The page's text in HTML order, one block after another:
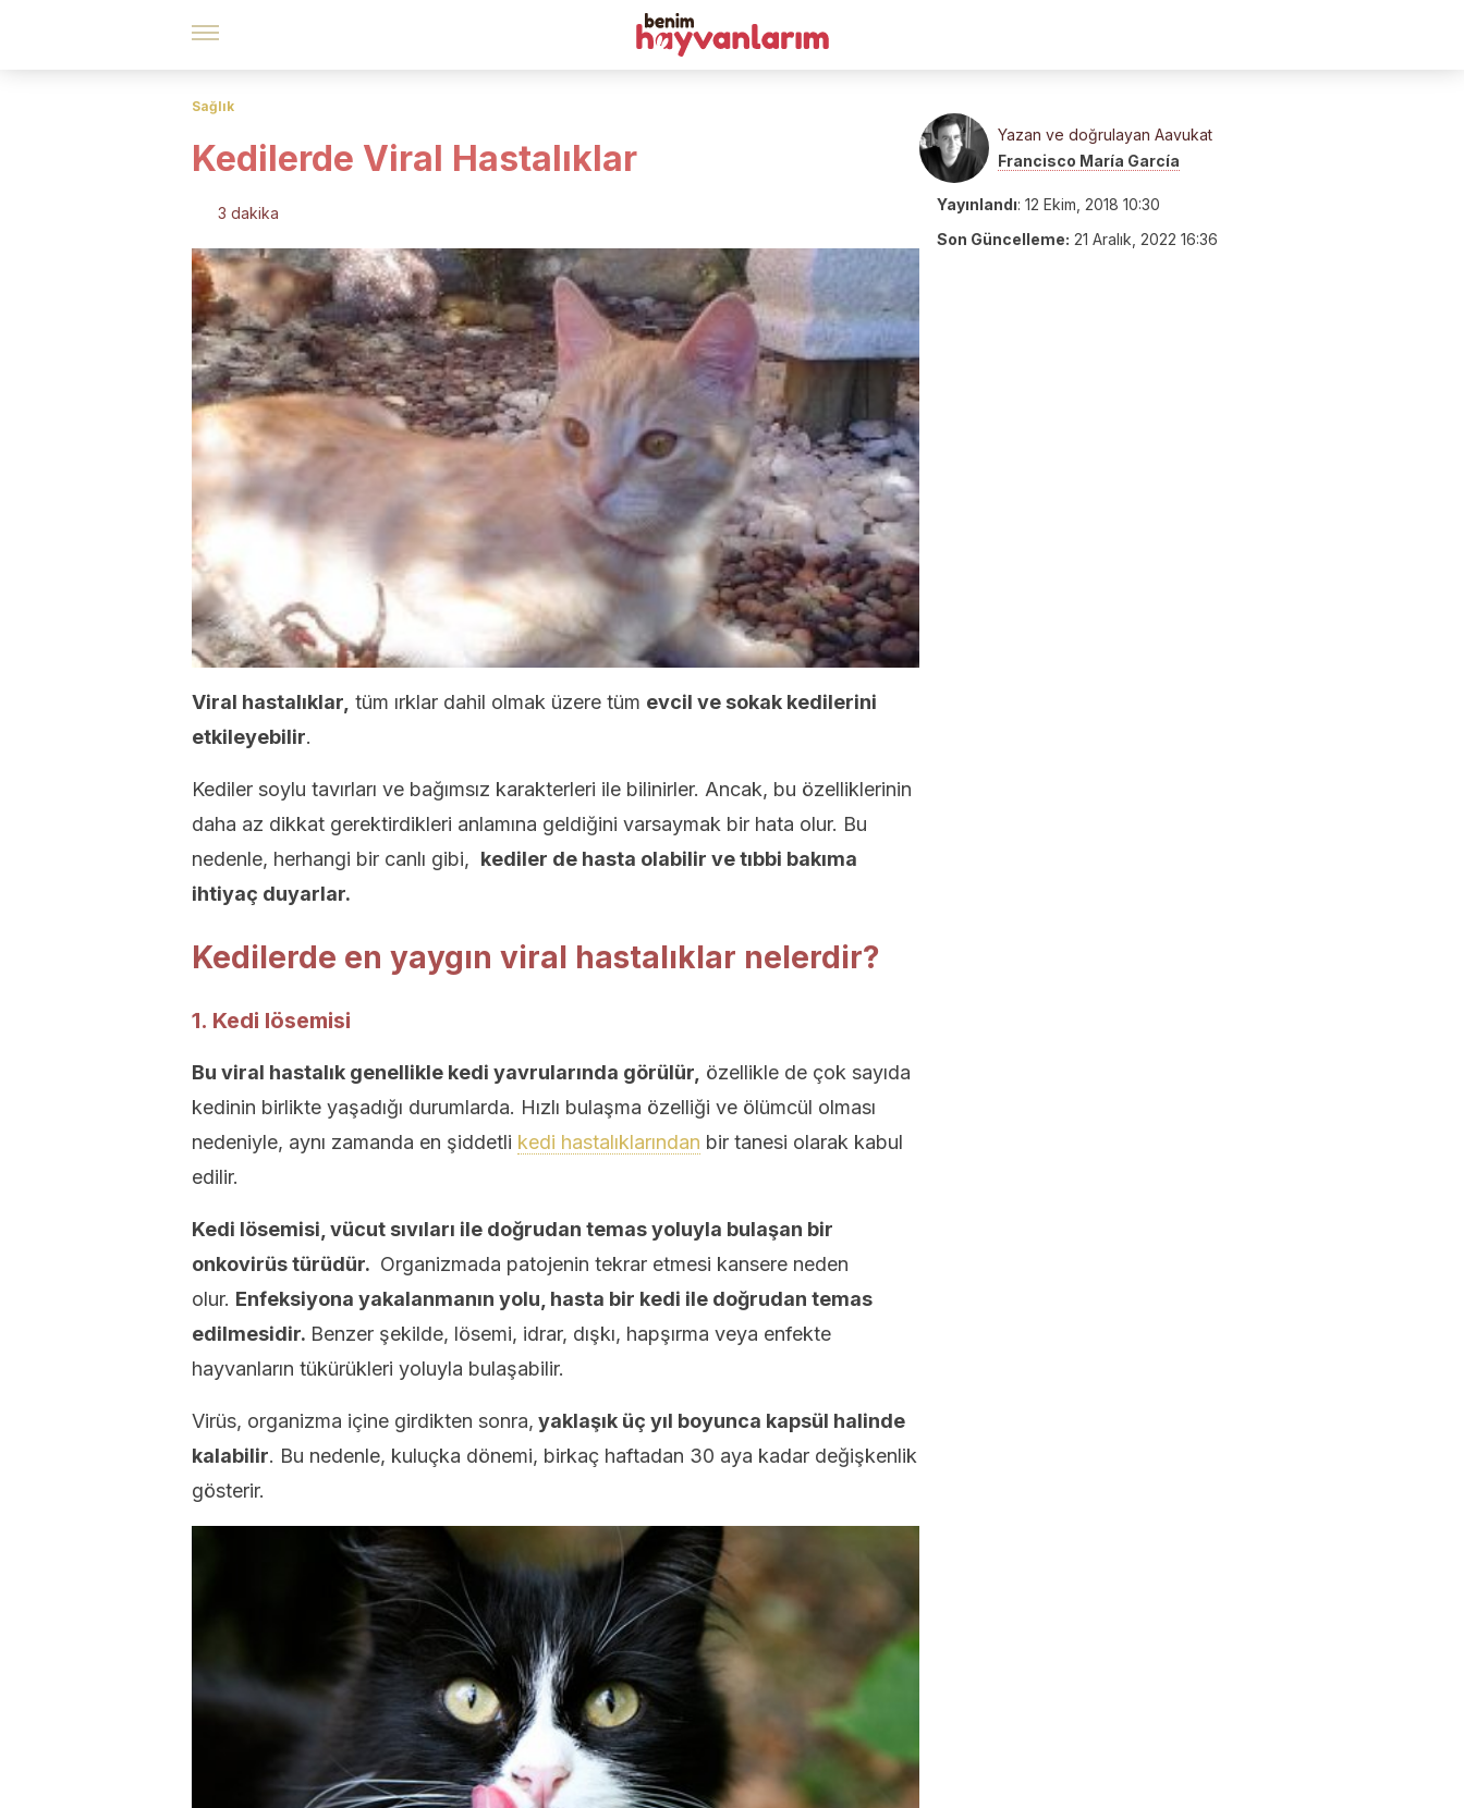
Sağlık
Kedilerde Viral Hastalıklar
3 dakika
Viral hastalıklar, tüm ırklar dahil olmak üzere tüm evcil ve sokak kedilerini
etkileyebilir.
Kediler soylu tavırları ve bağımsız karakterleri ile bilinirler. Ancak, bu özelliklerinin
daha az dikkat gerektirdikleri anlamına geldiğini varsaymak bir hata olur. Bu
nedenle, herhangi bir canlı gibi, kediler de hasta olabilir ve tıbbi bakıma
ihtiyaç duyarlar.
Kedilerde en yaygın viral hastalıklar nelerdir?
1. Kedi lösemisi
Bu viral hastalık genellikle kedi yavrularında görülür, özellikle de çok sayıda
kedinin birlikte yaşadığı durumlarda. Hızlı bulaşma özelliği ve ölümcül olması
nedeniyle, aynı zamanda en şiddetli kedi hastalıklarından bir tanesi olarak kabul
edilir.
Kedi lösemisi, vücut sıvıları ile doğrudan temas yoluyla bulaşan bir
onkovirüs türüdür. Organizmada patojenin tekrar etmesi kansere neden
olur. Enfeksiyona yakalanmanın yolu, hasta bir kedi ile doğrudan temas
edilmesidir. Benzer şekilde, lösemi, idrar, dışkı, hapşırma veya enfekte
hayvanların tükürükleri yoluyla bulaşabilir.
Virüs, organizma içine girdikten sonra, yaklaşık üç yıl boyunca kapsül halinde
kalabilir. Bu nedenle, kuluçka dönemi, birkaç haftadan 30 aya kadar değişkenlik
gösterir.
Yazan ve doğrulayan Aavukat
Francisco María García
Yayınlandı: 12 Ekim, 2018 10:30
Son Güncelleme: 21 Aralık, 2022 16:36